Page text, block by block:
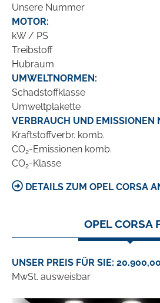
Unsere Nummer
MOTOR:
kW / PS
Treibstoff
Hubraum
UMWELTNORMEN:
Schadstoffklasse
Umweltplakette
VERBRAUCH UND EMISSIONEN
Kraftstoffverbr. komb.
CO2-Emissionen komb.
CO2-Klasse
DETAILS ZUM OPEL CORSA
OPEL CORSA
UNSER PREIS FÜR SIE:
MwSt. ausweisbar